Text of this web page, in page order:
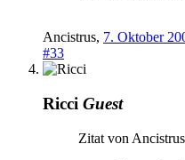
Ancistrus, 7. Oktober
#33
Ricci Guest
Zitat von